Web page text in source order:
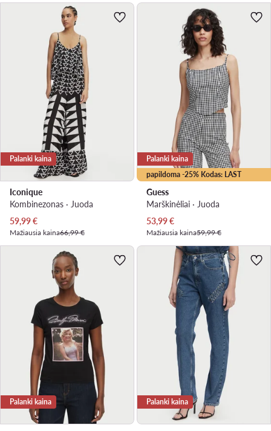
Palanki kaina
Iconique
Kombinezonas · Juoda
Dabartinė kaina
59,99€
Mažiausia kaina66,99 €
papildoma -25% Kodas: LAST
Palanki kaina
Guess
Marškinėliai · Juoda
Dabartinė kaina
53,99€
Mažiausia kaina59,99 €
Palanki kaina Palanki kaina